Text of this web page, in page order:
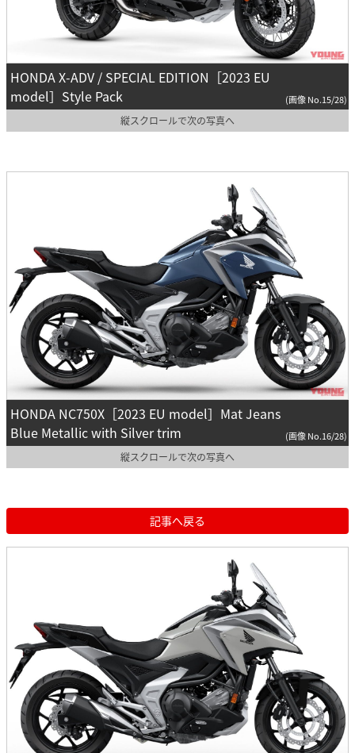
HONDA X-ADV / SPECIAL EDITION［2023 EU
model］Style Pack
(画像 No.15/28)
縦スクロールで次の写真へ
HONDA NC750X［2023 EU model］Mat Jeans
Blue Metallic with Silver trim
(画像 No.16/28)
縦スクロールで次の写真へ
記事へ戻る